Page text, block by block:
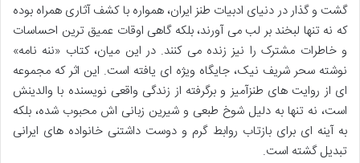
گشت و گذار در دنیای ادبیات طنز ایران، همواره با کشف آثاری همراه بوده
که نه تنها لبخند بر لب می آورند، بلکه گاهی اوقات عمیق ترین احساسات
و خاطرات مشترک را نیز زنده می کنند. در این میان، کتاب «ننه نامه»
نوشته سحر شریف نیک، جایگاه ویژه ای یافته است. این اثر که مجموعه
ای از روایت های طنزآمیز و برگرفته از زندگی واقعی نویسنده با والدینش
است، نه تنها به دلیل شوخ طبعی و شیرین زبانی اش محبوب شده، بلکه
به آینه ای برای بازتاب روابط گرم و دوست داشتنی خانواده های ایرانی
تبدیل گشته است.